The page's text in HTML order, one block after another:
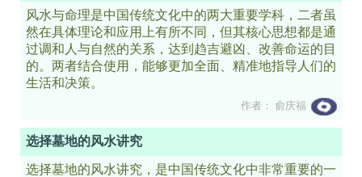
风水与命理是中国传统文化中的两大重要学科，二者虽
然在具体理论和应用上有所不同，但其核心思想都是通
过调和人与自然的关系，达到趋吉避凶、改善命运的目
的。两者结合使用，能够更加全面、精准地指导人们的
生活和决策。
作者： 俞庆福
选择墓地的风水讲究
选择墓地的风水讲究，是中国传统文化中非常重要的一